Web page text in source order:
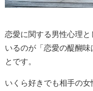
恋愛に関する男性心理
いるのが「恋愛の醍醐
とです。
いくら好きでも相手の